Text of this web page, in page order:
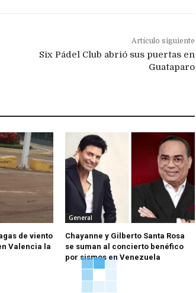
Artículo siguiente
Six Pádel Club abrió sus puertas en
Guataparo
de viento
Valencia la
General
Chayanne y Gilberto Santa Rosa
se suman al concierto benéfico
por sismos en Venezuela